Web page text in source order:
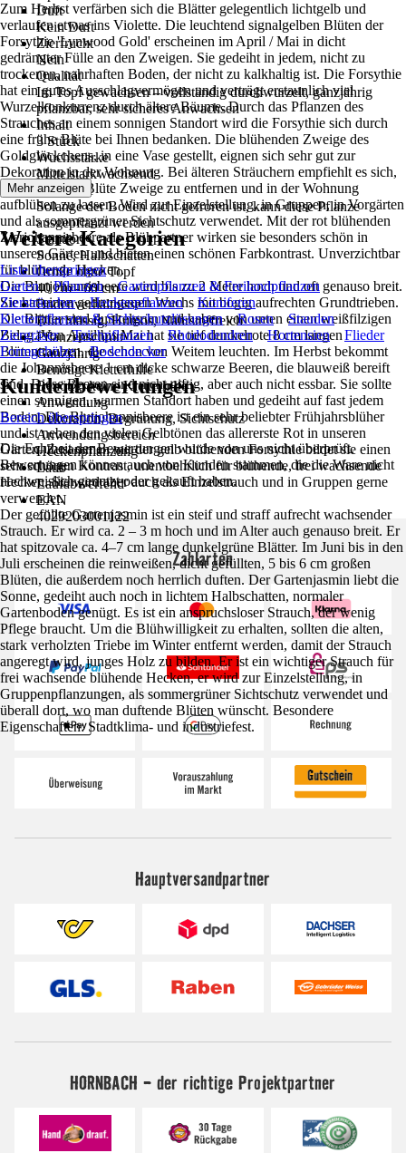
Duft
Kein Duft
Zierfrucht
Nein
Qualität
Im Topf gewachsen – vollständig durchwurzelt, ganzjährig
pflanzbar, sehr sicheres Anwachsen
Inhalt
3 Stück
Wuchsstärke
Mittelstarkwachsend
Pflanzzeit
Solange der Boden nicht gefroren ist, kann diese Pflanze
ausgepflanzt werden
Standort
Sonne, Halbschatten
Größe ohne Topf
40 cm - 60 cm
Bodenverhältnisse
Durchlässig, Humos, Nährstoffreich
Pflanzenschnitt
Ganzjährig
Benötigt Kletterhilfe
Benötigt keine Kletterhilfe
Anwendung
Dekoration, Begrünung, Sichtschutz
Anwendungsbereich
Heckenpflanzung
Laub
Laufabwerfend
EAN
4029203001122
Zum Herbst verfärben sich die Blätter gelegentlich lichtgelb und
verlaufen etwas ins Violette. Die leuchtend signalgelben Blüten der
Forsythie 'Lynwood Gold' erscheinen im April / Mai in dicht
gedrängter Fülle an den Zweigen. Sie gedeiht in jedem, nicht zu
trockenen, nahrhaften Boden, der nicht zu kalkhaltig ist. Die Forsythie
hat ein gutes Ausschlagvermögen und verträgt erstaunlich viel
Wurzelkonkurrenz durch ältere Bäume. Durch das Pflanzen des
Strauches an einem sonnigen Standort wird die Forsythie sich durch
eine frühe Blüte bei Ihnen bedanken. Die blühenden Zweige des
Goldglöckchens, in eine Vase gestellt, eignen sich sehr gut zur
Dekoration in der Wohnung. Bei älteren Sträuchern empfiehlt es sich,
bereits vor der Blüte Zweige zu entfernen und in der Wohnung
aufblühen zu lassen. Wird zur Einzelstellung, in Gruppen, in Vorgärten
und als sommergrüner Sichtschutz verwendet. Mit der rot blühenden
Zierjohannisbeere als Blühpartner wirken sie besonders schön in
unseren Gärten und bieten einen schönen Farbkontrast. Unverzichtbar
für blühende Hecken.
Die Blutjohannisbeere wird bis zu 2 Meter hoch und oft genauso breit.
Sie hat einen gedrungenen Wuchs mit bogig aufrechten Grundtrieben.
Die Blätter sind dunkelgrün und haben von unten einen weißfilzigen
Belag. Von April bis Mai hat sie tief dunkelrote 8 cm langen
Blütentrauben, die schon von Weitem leuchten. Im Herbst bekommt
die Johannisbeere 1 cm dicke schwarze Beeren, die blauweiß bereift
sind. Diese Beeren sind nicht giftig, aber auch nicht essbar. Sie sollte
einen sonnigen, warmen Standort haben und gedeiht auf fast jedem
Boden. Die Blutjohannisbeere ist ein sehr beliebter Frühjahrsblüher
und ist neben den vielen Gelbtönen das allererste Rot in unseren
Gärten. Zusammen mit der gelb blühenden Forsythie bildet sie einen
sehr schönen Kontrast, unentbehrlich für blühende, frei wachsende
Hecken. Sie wird aber auch als Einzelstrauch und in Gruppen gerne
verwendet.
Der gefüllte Gartenjasmin ist ein steif und straff aufrecht wachsender
Strauch. Er wird ca. 2 – 3 m hoch und im Alter auch genauso breit. Er
hat spitzovale ca. 4–7 cm lange dunkelgrüne Blätter. Im Juni bis in den
Juli erscheinen die reinweißen, dicht gefüllten, 5 bis 6 cm großen
Blüten, die außerdem noch herrlich duften. Der Gartenjasmin liebt die
Sonne, gedeiht auch noch in lichtem Halbschatten, normaler
Gartenboden genügt. Es ist ein anspruchsloser Strauch, der wenig
Pflege braucht. Um die Blühwilligkeit zu erhalten, sollten die alten,
stark verholzten Triebe im Winter entfernt werden, damit der Strauch
angeregt wird, junges Holz zu bilden. Er ist ein wichtiger Strauch für
frei wachsende blühende Hecken, er wird zur Einzelstellung, in
Gruppenpflanzungen, als sommergrüner Sichtschutz verwendet und
überall dort, wo man duftende Blüten wünscht. Besondere
Eigenschaften: Stadtklima- und industriefest.
Mehr anzeigen
Weitere Kategorien
Liste überspringen
Garten
Pflanzen
Gartenpflanzen & Freilandpflanzen
Ziersträucher
Heckenpflanzen
Koniferen
Kletterpflanzen & Sichtschutzlösungen
Rosen
Stauden
Ziergräser
Teichpflanzen Rhododendren Hortensien
Flieder
Formgehölze
Bodendecker
Kundenbewertungen
Bereich überspringen
Die Echtheit der Bewertungen wurde von uns nicht überprüft.
Bewertungen können auch von Kunden stammen, die die Ware nicht
nachweislich genutzt oder gekauft haben.
Zahlarten
Hauptversandpartner
HORNBACH - der richtige Projektpartner